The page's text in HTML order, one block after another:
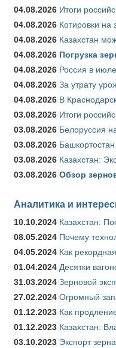
04.08.2026 Итоги
04.08.2026 Котировки на
04.08.2026 Казахстан
04.08.2026 Погрузка
04.08.2026 Россия в
04.08.2026 За утрату
04.08.2026 В
03.08.2026 Итоги
03.08.2026 Белоруссия
03.08.2026
03.08.2026 Казахстан:
03.08.2026 Обзор
Аналитика и
10.10.2024 Казахстан:
08.05.2024 Почему
04.05.2024 Как
01.04.2024 Десятки
31.03.2024 Зерновой
27.02.2024 Огромный
01.12.2023 Как
01.12.2023 Казахстан:
03.10.2023 Экспорт